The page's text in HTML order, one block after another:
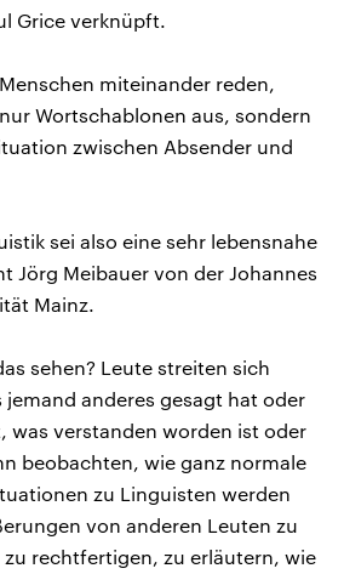
Grice verknüpft.
miteinander reden,
Wortschablonen aus, sondern
zwischen Absender und
sei also eine sehr lebensnahe
Jörg Meibauer von der Johannes
Mainz.
sehen? Leute streiten sich
jemand anderes gesagt hat oder
was verstanden worden ist oder
beobachten, wie ganz normale
zu Linguisten werden
von anderen Leuten zu
rechtfertigen, zu erläutern, wie